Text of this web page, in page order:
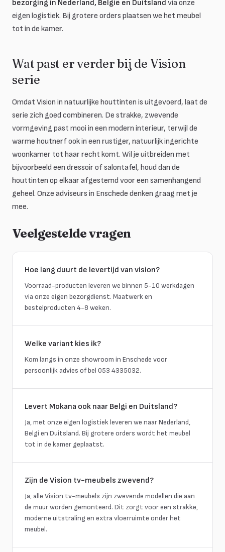
bezorging in Nederland, België en Duitsland via onze
eigen logistiek. Bij grotere orders plaatsen we het meubel
tot in de kamer.
Wat past er verder bij de Vision
serie
Omdat Vision in natuurlijke houttinten is uitgevoerd, laat de
serie zich goed combineren. De strakke, zwevende
vormgeving past mooi in een modern interieur, terwijl de
warme houtnerf ook in een rustiger, natuurlijk ingerichte
woonkamer tot haar recht komt. Wil je uitbreiden met
bijvoorbeeld een dressoir of salontafel, houd dan de
houttinten op elkaar afgestemd voor een samenhangend
geheel. Onze adviseurs in Enschede denken graag met je
mee.
Veelgestelde vragen
Hoe lang duurt de levertijd van vision?
Voorraad-producten leveren we binnen 5-10 werkdagen
via onze eigen bezorgdienst. Maatwerk en
bestelproducten 4-8 weken.
Welke variant kies ik?
Kom langs in onze showroom in Enschede voor
persoonlijk advies of bel 053 4335032.
Levert Mokana ook naar Belgi en Duitsland?
Ja, met onze eigen logistiek leveren we naar Nederland,
Belgi en Duitsland. Bij grotere orders wordt het meubel
tot in de kamer geplaatst.
Zijn de Vision tv-meubels zwevend?
Ja, alle Vision tv-meubels zijn zwevende modellen die aan
de muur worden gemonteerd. Dit zorgt voor een strakke,
moderne uitstraling en extra vloerruimte onder het
meubel.